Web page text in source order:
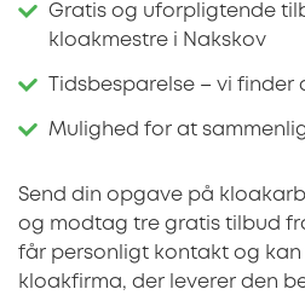
Gratis og uforpligtende
kloakmestre i Nakskov
Tidsbesparelse – vi
Mulighed for at
Send din opgave på
og modtag tre gratis tilbud
får personligt kontakt og
kloakfirma, der leverer den